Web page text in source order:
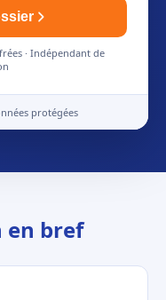
· Indépendant de
protégées
en bref